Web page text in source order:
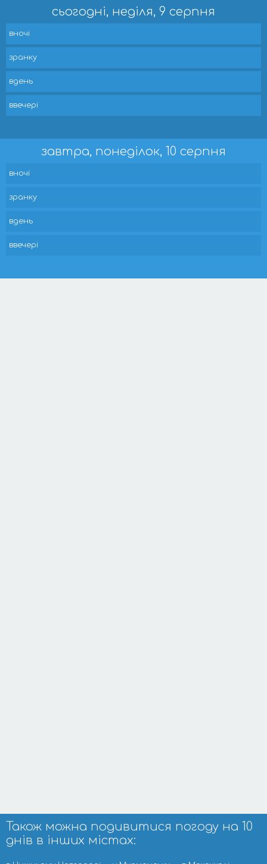
сьогодні, неділя, 9 серпня
вночі
зранку
вдень
ввечері
завтра, понеділок, 10 серпня
вночі
зранку
вдень
ввечері
Також можна подивитися погоду на 10
днів в інших містах: